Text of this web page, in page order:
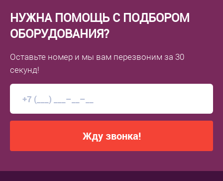
НУЖНА ПОМОЩЬ С ПОДБОРОМ
ОБОРУДОВАНИЯ?
Оставьте номер и мы вам перезвоним за 30
секунд!
Жду звонка!